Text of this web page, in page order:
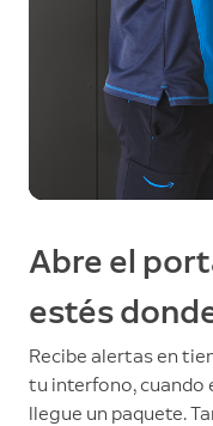
Abre el
estés
Recibe alertas en
tu interfono, cuando
llegue un paquete.